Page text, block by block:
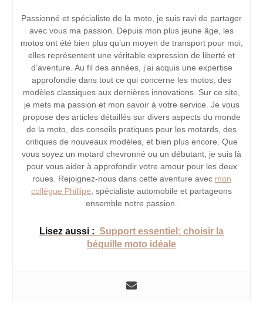
Passionné et spécialiste de la moto, je suis ravi de partager
avec vous ma passion. Depuis mon plus jeune âge, les
motos ont été bien plus qu’un moyen de transport pour moi,
elles représentent une véritable expression de liberté et
d’aventure. Au fil des années, j’ai acquis une expertise
approfondie dans tout ce qui concerne les motos, des
modèles classiques aux dernières innovations. Sur ce site,
je mets ma passion et mon savoir à votre service. Je vous
propose des articles détaillés sur divers aspects du monde
de la moto, des conseils pratiques pour les motards, des
critiques de nouveaux modèles, et bien plus encore. Que
vous soyez un motard chevronné ou un débutant, je suis là
pour vous aider à approfondir votre amour pour les deux
roues. Rejoignez-nous dans cette aventure avec mon
collègue Phillipe, spécialiste automobile et partageons
ensemble notre passion.
Lisez aussi : Support essentiel: choisir la
béquille moto idéale